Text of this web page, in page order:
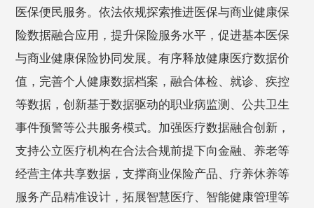
医保便民服务。依法依规探索推进医保与商业健康保
险数据融合应用，提升保险服务水平，促进基本医保
与商业健康保险协同发展。有序释放健康医疗数据价
值，完善个人健康数据档案，融合体检、就诊、疾控
等数据，创新基于数据驱动的职业病监测、公共卫生
事件预警等公共服务模式。加强医疗数据融合创新，
支持公立医疗机构在合法合规前提下向金融、养老等
经营主体共享数据，支撑商业保险产品、疗养休养等
服务产品精准设计，拓展智慧医疗、智能健康管理等